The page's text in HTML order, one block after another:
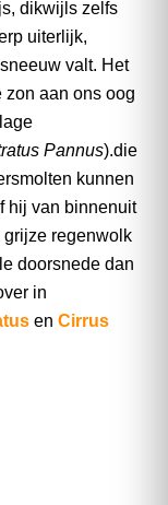
dikwijls zelfs
uiterlijk,
valt. Het
aan ons oog
Pannus).die
kunnen
hij van binnenuit
grijze regenwolk
doorsnede dan
in
en Cirrus